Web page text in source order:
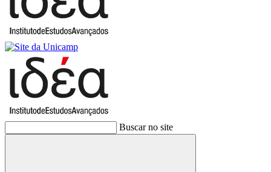
Buscar no site